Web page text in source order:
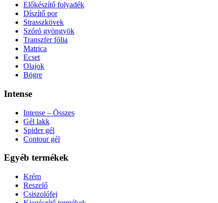
Előkészítő folyadék
Díszítő por
Strasszkövek
Szóró gyöngyök
Transzfer fólia
Matrica
Ecset
Olajok
Bögre
Intense
Intense – Összes
Gél lakk
Spider gél
Contour gél
Egyéb termékek
Krém
Reszelő
Csiszolófej